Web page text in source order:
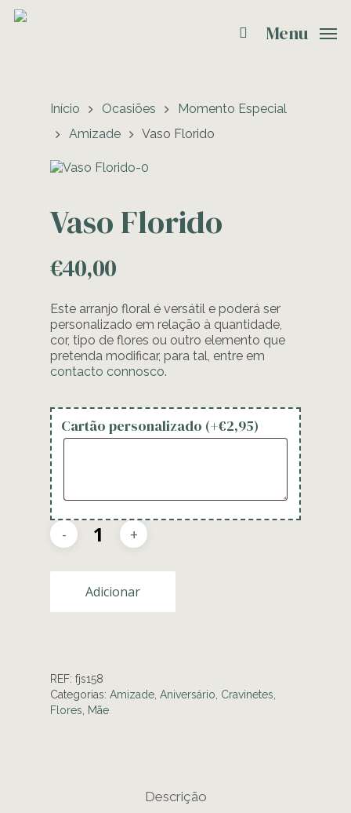
Menu
Início Ocasiões
Momento Especial
Amizade
Vaso Florido
Vaso Florido
€40,00
Este arranjo floral é versátil e poderá ser
personalizado em relação à quantidade,
cor, tipo de flores ou outro elemento que
pretenda modificar, para tal, entre em
contacto connosco.
Cartão personalizado (+€2,95)
Adicionar
REF: fjs158
Categorias: Amizade Aniversário Cravinetes
Flores
Mãe
Descrição